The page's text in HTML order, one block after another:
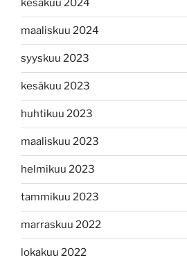
kesäkuu 2024
maaliskuu 2024
syyskuu 2023
kesäkuu 2023
huhtikuu 2023
maaliskuu 2023
helmikuu 2023
tammikuu 2023
marraskuu 2022
lokakuu 2022